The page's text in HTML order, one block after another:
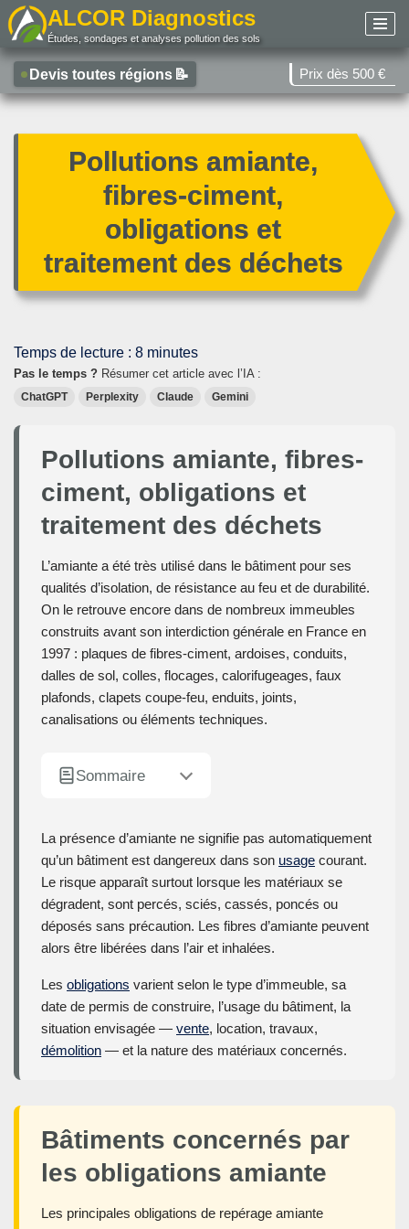
au
contenu
ALCOR Diagnostics
Études, sondages et analyses pollution des sols
Devis toutes régions 📝 Prix dès 500 €
Pollutions amiante,
fibres-ciment,
obligations et
traitement des déchets
Temps de lecture : 8 minutes
Pas le temps ? Résumer cet article avec l’IA :
ChatGPT Perplexity Claude Gemini
Pollutions amiante, fibres-
ciment, obligations et
traitement des déchets
L’amiante a été très utilisé dans le bâtiment pour ses
qualités d’isolation, de résistance au feu et de durabilité.
On le retrouve encore dans de nombreux immeubles
construits avant son interdiction générale en France en
1997 : plaques de fibres-ciment, ardoises, conduits,
dalles de sol, colles, flocages, calorifugeages, faux
plafonds, clapets coupe-feu, enduits, joints,
canalisations ou éléments techniques.
Sommaire
La présence d’amiante ne signifie pas automatiquement
qu’un bâtiment est dangereux dans son usage courant.
Le risque apparaît surtout lorsque les matériaux se
dégradent, sont percés, sciés, cassés, poncés ou
déposés sans précaution. Les fibres d’amiante peuvent
alors être libérées dans l’air et inhalées.
Les obligations varient selon le type d’immeuble, sa
date de permis de construire, l’usage du bâtiment, la
situation envisagée — vente, location, travaux,
démolition — et la nature des matériaux concernés.
Bâtiments concernés par
les obligations amiante
Les principales obligations de repérage amiante